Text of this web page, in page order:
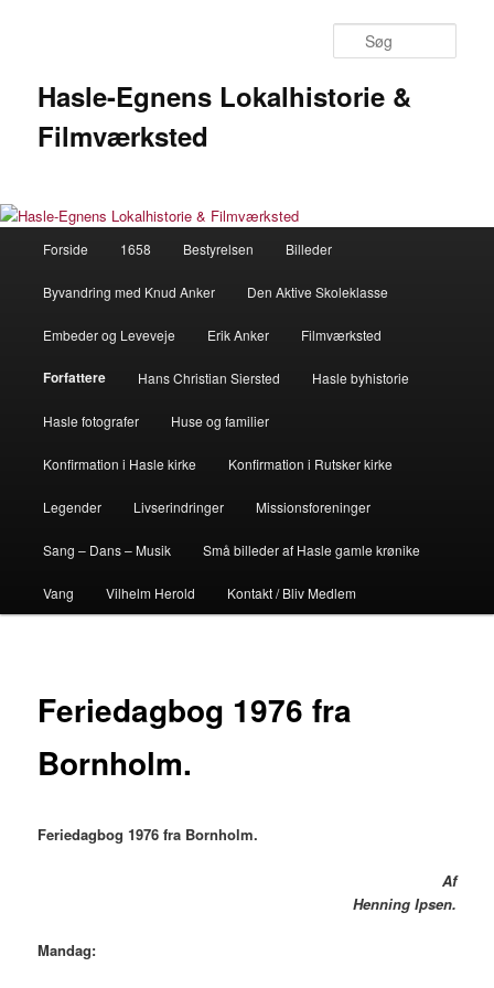
Hasle-Egnens Lokalhistorie &
Filmværksted
Forside 1658 Bestyrelsen Billeder
Byvandring med Knud Anker Den Aktive Skoleklasse
Embeder og Leveveje Erik Anker Filmværksted
Forfattere Hans Christian Siersted Hasle byhistorie
Hasle fotografer Huse og familier
Konfirmation i Hasle kirke Konfirmation i Rutsker kirke
Legender Livserindringer Missionsforeninger
Sang – Dans – Musik Små billeder af Hasle gamle krønike
Vang Vilhelm Herold Kontakt / Bliv Medlem
Feriedagbog 1976 fra
Bornholm.
Feriedagbog 1976 fra Bornholm.
Af
Henning Ipsen.
Mandag: